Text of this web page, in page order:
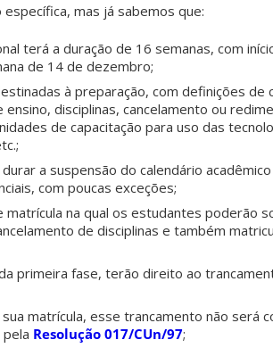
mas já sabemos que:
terá a duração de 16 semanas, com
de 14 de dezembro;
à preparação, com definições de
disciplinas, cancelamento ou
de capacitação para uso das
a suspensão do calendário
com poucas exceções;
na qual os estudantes poderão
de disciplinas e também
primeira fase, terão direito ao
matrícula, esse trancamento não será
Resolução 017/CUn/97;